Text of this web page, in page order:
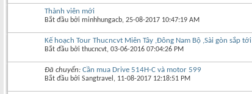
Thành viên mới
Bắt đầu bởi minhhungacb‎, 25-08-2017 10:47:19 AM
Kế hoạch Tour Thucncvt Miên Tây ,Đông Nam Bộ ,Sài gòn sắp tới
Bắt đầu bởi thucncvt‎, 03-06-2016 07:04:26 PM
Đã chuyển: Cần mua Drive 514H-C và motor 599
Bắt đầu bởi Sangtravel ‎, 11-08-2017 12:18:51 PM